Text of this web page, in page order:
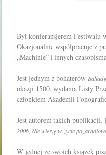
Był konferansjerem Festiwalu
Okazjonalnie współpracuje z
„Machinie” i innych
Jest jednym z bohaterów
okazji 1500. wydania Listy
członkiem Akademii
Jest autorem takich publikacji,
2006, Nie wierzę w życie
W jednej ze swoich książek